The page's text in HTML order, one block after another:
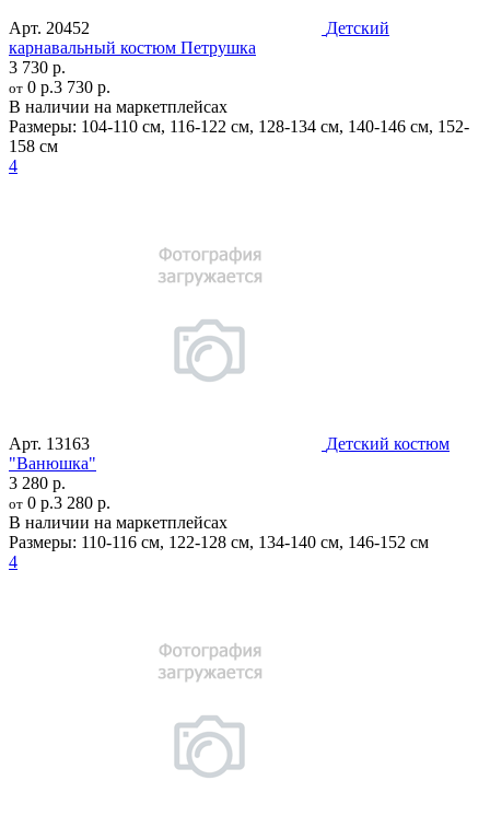
Арт. 20452
Детский
карнавальный костюм Петрушка
3 730 р.
от 0 р.3 730 р.
В наличии на маркетплейсах
Размеры: 104-110 см, 116-122 см, 128-134 см, 140-146 см, 152-
158 см
4
Арт. 13163
Детский костюм
"Ванюшка"
3 280 р.
от 0 р.3 280 р.
В наличии на маркетплейсах
Размеры: 110-116 см, 122-128 см, 134-140 см, 146-152 см
4